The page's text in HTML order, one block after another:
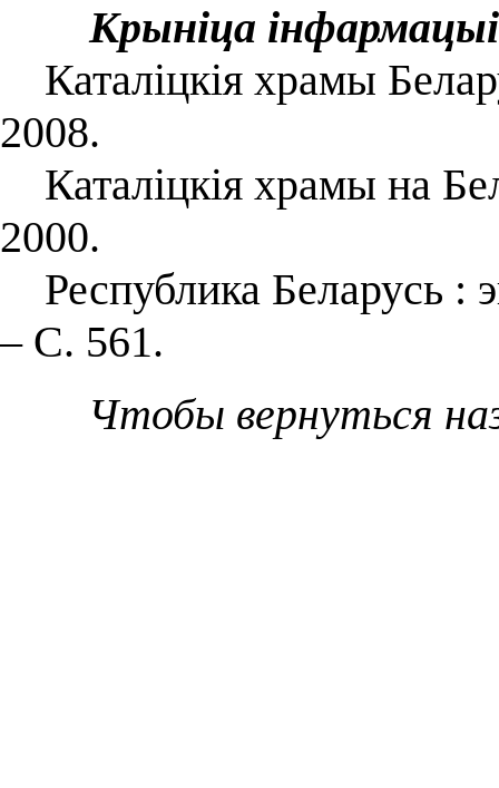
Крыніца інфармацыі
Каталіцкія храмы
2008.
Каталіцкія храмы на
2000.
Республика Беларусь :
– С. 561.
Чтобы вернуться